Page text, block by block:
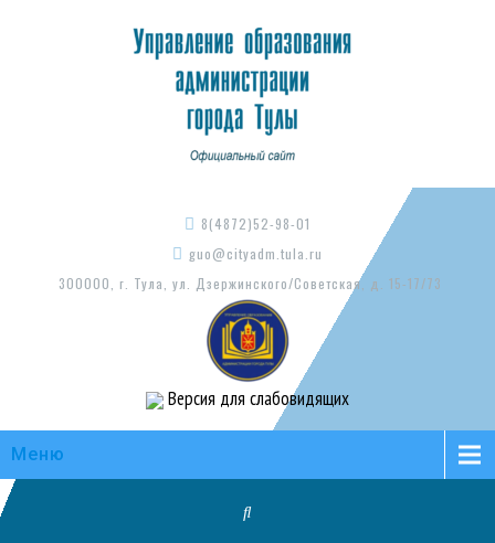
8(4872)52-98-01
guo@cityadm.tula.ru
300000, г. Тула, ул. Дзержинского/Советская, д. 15-17/73
Версия для слабовидящих
Меню